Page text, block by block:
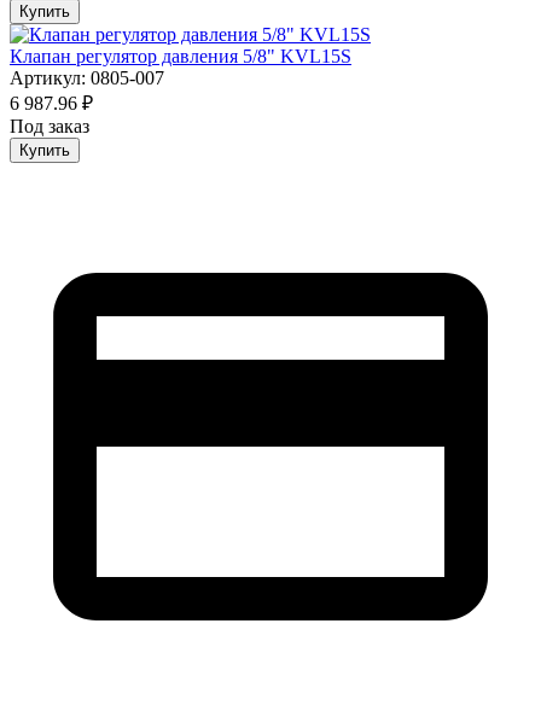
Купить
Клапан регулятор давления 5/8" KVL15S
Артикул: 0805-007
6 987.96 ₽
Под заказ
Купить